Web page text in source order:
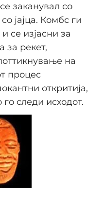
заканувал со
јајца. Комбс ги
се изјасни за
за рекет,
на
процес
откритија,
следи исходот.